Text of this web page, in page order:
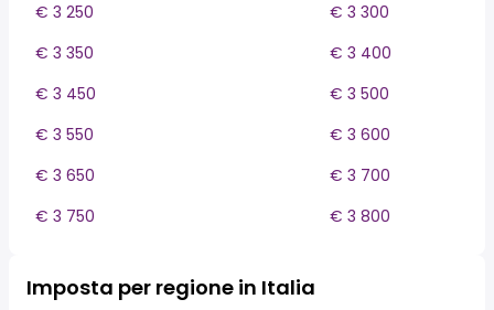
€ 3 250
€ 3 300
€ 3 350
€ 3 400
€ 3 450
€ 3 500
€ 3 550
€ 3 600
€ 3 650
€ 3 700
€ 3 750
€ 3 800
Imposta per regione in Italia